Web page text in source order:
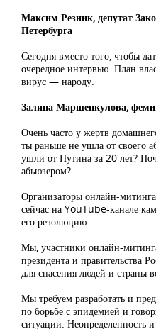
Максим Резник, депутат
Петербурга
Сегодня вместо того, чтобы
очередное интервью. План
вирус — народу.
Залина Маршенкулова,
Очень часто у жертв
ты раньше не ушла от своего
ушли от Путина за 20 лет?
абьюзером?
Организаторы онлайн-
сейчас на YouTube-канале
его резолюцию.
Мы, участники онлайн-
президента и правительства
для спасения людей и страны
Мы требуем разработать и
по борьбе с эпидемией и
ситуации. Неопределенность